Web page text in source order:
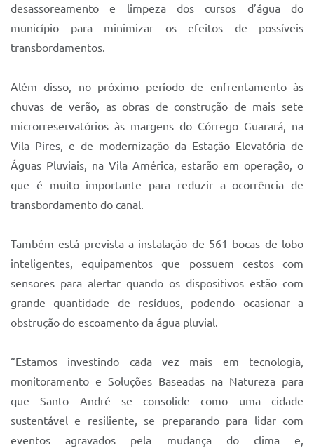
desassoreamento e limpeza dos cursos d’água do
município para minimizar os efeitos de possíveis
transbordamentos.
Além disso, no próximo período de enfrentamento às
chuvas de verão, as obras de construção de mais sete
microrreservatórios às margens do Córrego Guarará, na
Vila Pires, e de modernização da Estação Elevatória de
Águas Pluviais, na Vila América, estarão em operação, o
que é muito importante para reduzir a ocorrência de
transbordamento do canal.
Também está prevista a instalação de 561 bocas de lobo
inteligentes, equipamentos que possuem cestos com
sensores para alertar quando os dispositivos estão com
grande quantidade de resíduos, podendo ocasionar a
obstrução do escoamento da água pluvial.
“Estamos investindo cada vez mais em tecnologia,
monitoramento e Soluções Baseadas na Natureza para
que Santo André se consolide como uma cidade
sustentável e resiliente, se preparando para lidar com
eventos agravados pela mudança do clima e,